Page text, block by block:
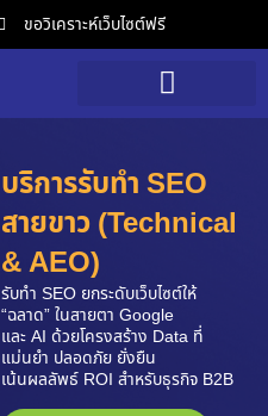
ขอวิเคราะห์เว็บไซต์ฟรี
บริการรับทำ SEO
สายขาว(Technical
& AEO)
รับทำ SEO ยกระดับเว็บไซต์ให้
“ฉลาด” ในสายตา Google
และ AI ด้วยโครงสร้าง Data ที่
แม่นยำ ปลอดภัย ยั่งยืน
เน้นผลลัพธ์ ROI สำหรับธุรกิจ B2B